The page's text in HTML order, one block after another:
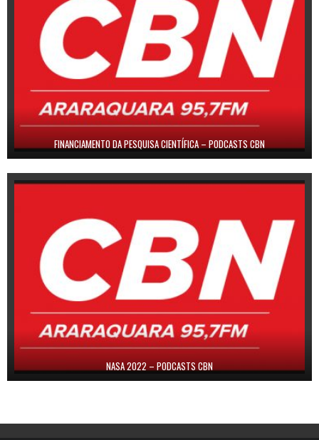
FINANCIAMENTO DA PESQUISA CIENTÍFICA – PODCASTS CBN
NASA 2022 – PODCASTS CBN